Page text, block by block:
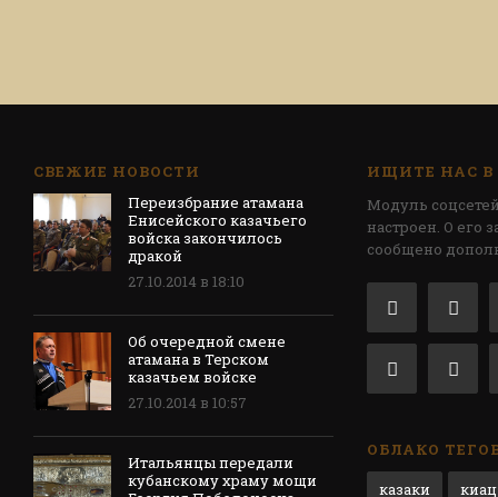
СВЕЖИЕ НОВОСТИ
Переизбрание атамана
Енисейского казачьего
войска закончилось
дракой
27.10.2014 в 18:10
Об очередной смене
атамана в Терском
казачьем войске
27.10.2014 в 10:57
Итальянцы передали
кубанскому храму мощи
ИЩИТЕ НАС В
Модуль
настроен. О его
сообщено
ОБЛАКО
казаки
киац